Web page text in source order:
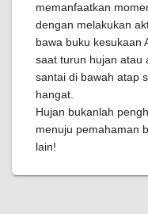
memanfaatkan
dengan melakukan
bawa buku kesukaan
saat turun hujan atau
santai di bawah atap
hangat.
Hujan bukanlah
menuju pemahaman
lain!